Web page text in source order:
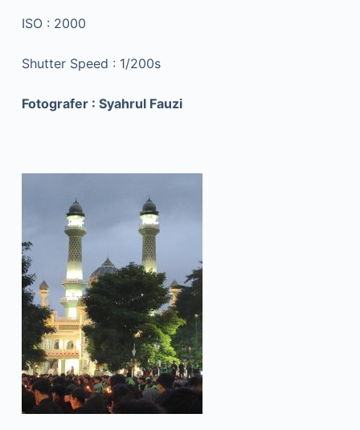
ISO : 2000
Shutter Speed : 1/200s
Fotografer : Syahrul Fauzi